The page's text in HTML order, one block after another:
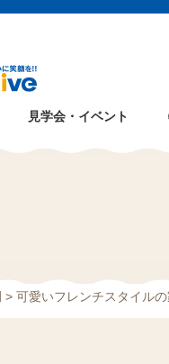
見学会・イベント
> 可愛いフレンチスタイルの